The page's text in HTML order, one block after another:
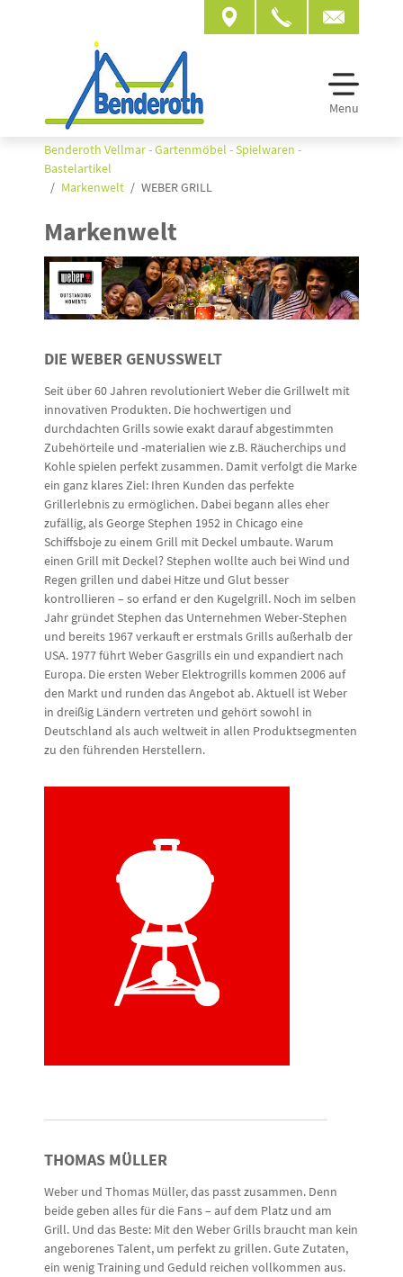
Menu
Benderoth Vellmar - Gartenmöbel - Spielwaren -
Bastelartikel
Markenwelt
WEBER GRILL
Markenwelt
DIE WEBER GENUSSWELT
Seit über 60 Jahren revolutioniert Weber die Grillwelt mit
innovativen Produkten. Die hochwertigen und
durchdachten Grills sowie exakt darauf abgestimmten
Zubehörteile und -materialien wie z.B. Räucherchips und
Kohle spielen perfekt zusammen. Damit verfolgt die Marke
ein ganz klares Ziel: Ihren Kunden das perfekte
Grillerlebnis zu ermöglichen. Dabei begann alles eher
zufällig, als George Stephen 1952 in Chicago eine
Schiffsboje zu einem Grill mit Deckel umbaute. Warum
einen Grill mit Deckel? Stephen wollte auch bei Wind und
Regen grillen und dabei Hitze und Glut besser
kontrollieren – so erfand er den Kugelgrill. Noch im selben
Jahr gründet Stephen das Unternehmen Weber-Stephen
und bereits 1967 verkauft er erstmals Grills außerhalb der
USA. 1977 führt Weber Gasgrills ein und expandiert nach
Europa. Die ersten Weber Elektrogrills kommen 2006 auf
den Markt und runden das Angebot ab. Aktuell ist Weber
in dreißig Ländern vertreten und gehört sowohl in
Deutschland als auch weltweit in allen Produktsegmenten
zu den führenden Herstellern.
THOMAS MÜLLER
Weber und Thomas Müller, das passt zusammen. Denn
beide geben alles für die Fans – auf dem Platz und am
Grill. Und das Beste: Mit den Weber Grills braucht man kein
angeborenes Talent, um perfekt zu grillen. Gute Zutaten,
ein wenig Training und Geduld reichen vollkommen aus.